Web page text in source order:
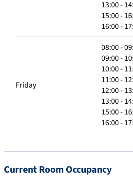
13:00 -
15:00 -
16:00 -
Friday
08:00 -
09:00 -
10:00 -
11:00 -
12:00 -
13:00 -
15:00 -
16:00 -
Current Room Occupancy